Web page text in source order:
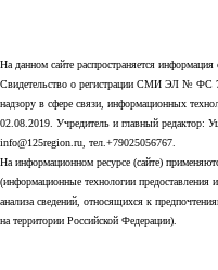
На данном сайте распространяется
Свидетельство о регистрации СМИ ЭЛ № ФС
надзору в сфере связи, информационных
02.08.2019. Учредитель и главный редактор:
info@125region.ru, тел.+79025056767.
На информационном ресурсе (сайте)
(информационные технологии предоставления
анализа сведений, относящихся к
на территории Российской Федерации).